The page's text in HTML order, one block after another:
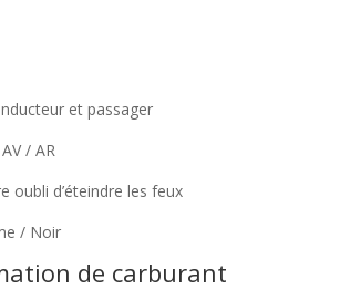
et passager
/ AR
oubli d’éteindre les feux
/ Noir
de carburant